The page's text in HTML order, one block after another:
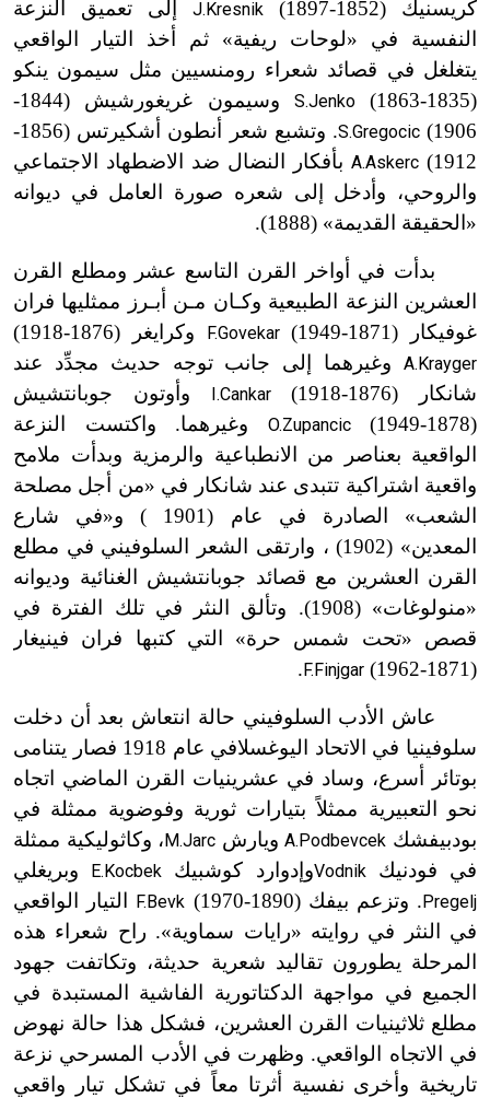
كريسنيك (1852-1897) J.Kresnik إلى تعميق النزعة
النفسية في «لوحات ريفية» ثم أخذ التيار الواقعي
يتغلغل في قصائد شعراء رومنسيين مثل سيمون ينكو
(1835-1863)
S.Jenko
وسيمون غريغورشيش (1844-
1906)
S.Gregocic
. وتشبع شعر أنطون أشكيرتس (1856-
1912)
A.Askerc بأفكار النضال ضد الاضطهاد الاجتماعي
والروحي، وأدخل إلى شعره صورة العامل في ديوانه
«الحقيقة القديمة» (1888).
بدأت في أواخر القرن التاسع عشر ومطلع القرن
العشرين النزعة الطبيعية وكـان مـن أبـرز ممثليها فران
غوفيكار (1871-1949)
F.Govekar وكرايغر (1876-1918)
A.Krayger وغيرهما إلى جانب توجه حديث مجدِّد عند
شانكار (1876-1918)
I.Cankar
وأوتون جوبانتشيش
(1878-1949)
O.Zupancic وغيرهما. واكتست النزعة
الواقعية بعناصر من الانطباعية والرمزية وبدأت ملامح
واقعية اشتراكية تتبدى عند شانكار في «من أجل مصلحة
الشعب» الصادرة في عام (1901 ) و«في شارع
المعدين» (1902) ، وارتقى الشعر السلوفيني في مطلع
القرن العشرين مع قصائد جوبانتشيش الغنائية وديوانه
«منولوغات» (1908). وتألق النثر في تلك الفترة في
قصص «تحت شمس حرة» التي كتبها فران فينيغار
(1871-1962)
F.Finjgar
.
عاش الأدب السلوفيني حالة انتعاش بعد أن دخلت
سلوفينيا في الاتحاد اليوغسلافي عام 1918 فصار يتنامى
بوتائر أسرع، وساد في عشرينيات القرن الماضي اتجاه
نحو التعبيرية ممثلاً بتيارات ثورية وفوضوية ممثلة في
بودبيفشك A.Podbevcekويارش M.Jarc ، وكاثوليكية ممثلة
في فودنيك Vodnikوإدوارد كوشبيك E.Kocbek وبريغلي
Pregelj . وتزعم بيفك (1890-1970) F.Bevk
التيار الواقعي
في النثر في روايته «رايات سماوية». راح شعراء هذه
المرحلة يطورون تقاليد شعرية حديثة، وتكاتفت جهود
الجميع في مواجهة الدكتاتورية الفاشية المستبدة في
مطلع ثلاثينيات القرن العشرين، فشكل هذا حالة نهوض
في الاتجاه الواقعي. وظهرت في الأدب المسرحي نزعة
تاريخية وأخرى نفسية أثرتا معاً في تشكل تيار واقعي